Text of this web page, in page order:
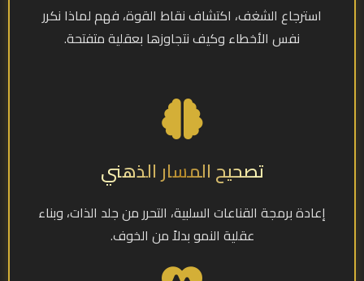
استرجاع الشغف، اكتشاف نقاط القوة، فهم لماذا نكرر
نفس الأخطاء وكيف نتجاوزها بعقلية متفتحة.
تصحيح المسار الذهني
إعادة برمجة القناعات السلبية، التحرر من جلد الذات، وبناء
عقلية النمو بدلاً من الخوف.